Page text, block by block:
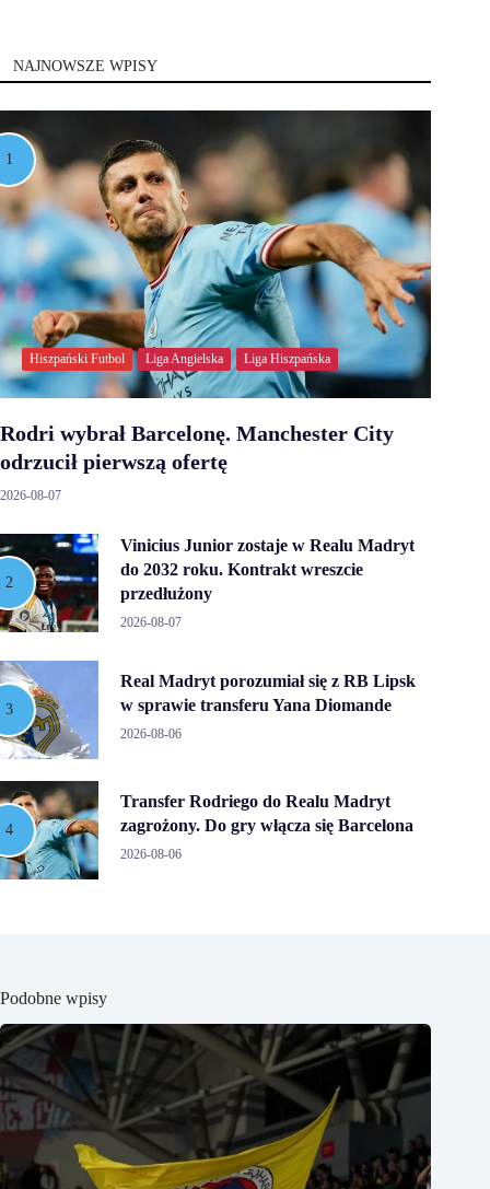
NAJNOWSZE WPISY
Hiszpański Futbol Liga Angielska Liga Hiszpańska
Rodri wybrał Barcelonę. Manchester City
odrzucił pierwszą ofertę
2026-08-07
Vinicius Junior zostaje w Realu Madryt
do 2032 roku. Kontrakt wreszcie
przedłużony
2026-08-07
Real Madryt porozumiał się z RB Lipsk
w sprawie transferu Yana Diomande
2026-08-06
Transfer Rodriego do Realu Madryt
zagrożony. Do gry włącza się Barcelona
2026-08-06
Podobne wpisy